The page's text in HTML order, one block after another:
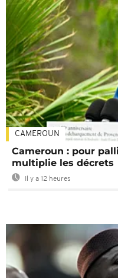
CAMEROUN
Cameroun : pour
multiplie les décrets
Il y a 12 heures